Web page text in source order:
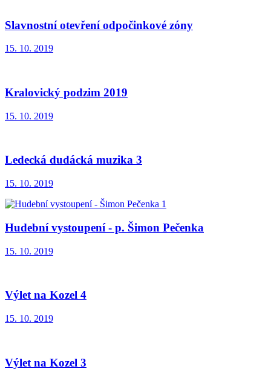
Slavnostní otevření odpočinkové zóny
15. 10. 2019
Kralovický podzim 2019
15. 10. 2019
Ledecká dudácká muzika 3
15. 10. 2019
Hudební vystoupení - p. Šimon Pečenka
15. 10. 2019
Výlet na Kozel 4
15. 10. 2019
Výlet na Kozel 3